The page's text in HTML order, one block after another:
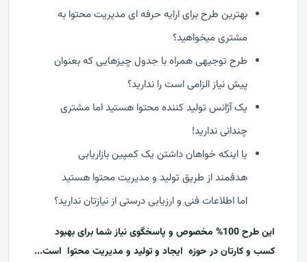
بهترین طرح برای ارایه حرفه ای مدیریت محتوا به
مشتری میخواهید؟
طرح توجیهی همراه با جدول چیزهایی که بعنوان
پیش نیاز الزامی است را ندارید؟
یک آژانس تولید کننده محتوا هستید اما مشتری
چندانی ندارید!
یا اینکه خواهان داشتن یک کمپین بازاریابی
هدفمند از طریق تولید و مدیریت محتوا هستید
اما اطلاعات فنی و ارزیابی درستی از نیازتان ندارید؟
این طرح 100% مخصوص و پاسخگوی نیاز شما برای بهبود
کسب و کارتان در حوزه ایجاد و تولید و مدیریت محتوا است...